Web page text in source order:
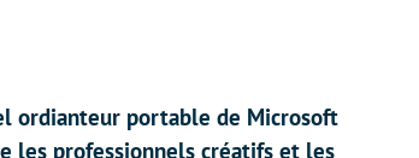
ordianteur portable de Microsoft
les professionnels créatifs et les